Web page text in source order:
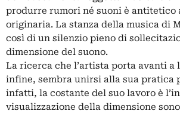
produrre rumori né suoni è antitetico
originaria. La stanza della musica di
così di un silenzio pieno di
dimensione del suono.
La ricerca che l’artista porta avanti a
infine, sembra unirsi alla sua pratica
infatti, la costante del suo lavoro è
visualizzazione della dimensione